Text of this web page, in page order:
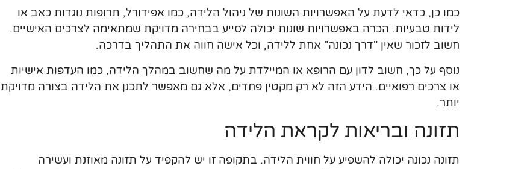
כמו כן, כדאי לדעת על האפשרויות השונות של ניהול הלידה, כמו אפידורל, תרופות נוגדות כאב או
לידות טבעיות. הכרה באפשרויות שונות יכולה לסייע בבחירה מדויקת שמתאימה לצרכים האישיים.
חשוב לזכור שאין "דרך נכונה" אחת ללידה, וכל אישה חווה את התהליך בדרכה.
נוסף על כך, חשוב לדון עם הרופא או המיילדת על מה שחשוב במהלך הלידה, כמו העדפות אישיות
או צרכים רפואיים. הידע הזה לא רק מקטין פחדים, אלא גם מאפשר לתכנן את הלידה בצורה מדויקת
יותר.
תזונה ובריאות לקראת הלידה
תזונה נכונה יכולה להשפיע על חווית הלידה. בתקופה זו יש להקפיד על תזונה מאוזנת ועשירה